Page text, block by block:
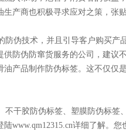
产商也积极寻求应对之策，张
伪技术，并且引导客户购买产
防伪防窜货服务的公司，建议
产品制作防伪标签。这不仅仅
干胶防伪标签、塑膜防伪标签
www.qm12315.cn详细了解。您